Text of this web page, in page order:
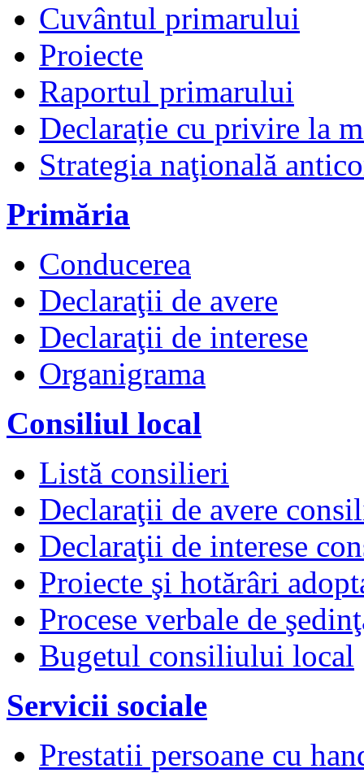
Cuvântul primarului
Proiecte
Raportul primarului
Declarație cu privire la
Strategia naţională
Primăria
Conducerea
Declaraţii de avere
Declaraţii de interese
Organigrama
Consiliul local
Listă consilieri
Declaraţii de avere
Declaraţii de interese
Proiecte şi hotărâri
Procese verbale de
Bugetul consiliului local
Servicii sociale
Prestatii persoane cu